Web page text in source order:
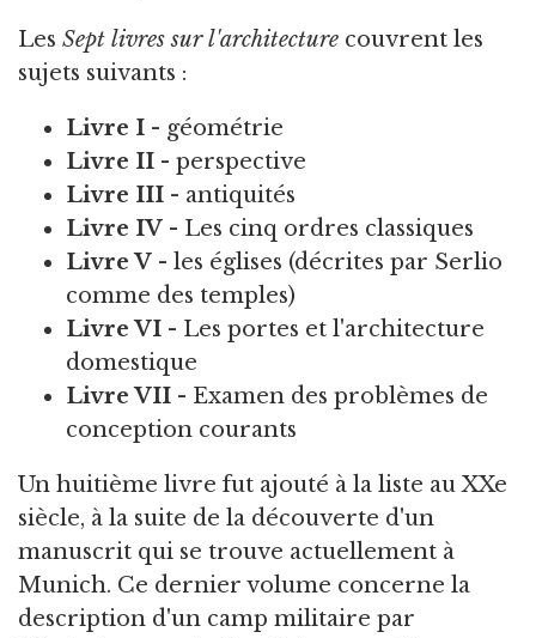
Les Sept livres sur l'architecture couvrent les
sujets suivants :
Livre I - géométrie
Livre II - perspective
Livre III - antiquités
Livre IV - Les cinq ordres classiques
Livre V - les églises (décrites par Serlio
comme des temples)
Livre VI - Les portes et l'architecture
domestique
Livre VII - Examen des problèmes de
conception courants
Un huitième livre fut ajouté à la liste au XXe
siècle, à la suite de la découverte d'un
manuscrit qui se trouve actuellement à
Munich. Ce dernier volume concerne la
description d'un camp militaire par